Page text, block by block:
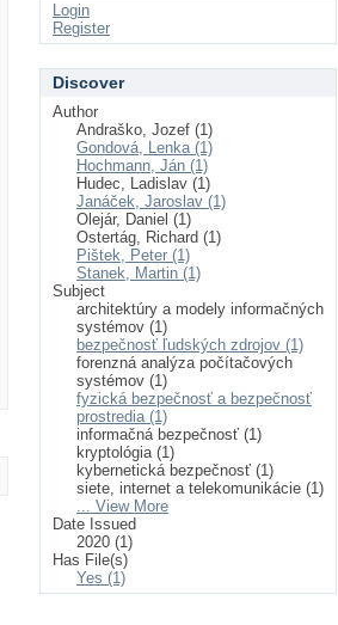
Login
Register
Discover
Author
Andraško, Jozef (1)
Gondová, Lenka (1)
Hochmann, Ján (1)
Hudec, Ladislav (1)
Janáček, Jaroslav (1)
Olejár, Daniel (1)
Ostertág, Richard (1)
Pištek, Peter (1)
Stanek, Martin (1)
Subject
architektúry a modely informačných
systémov (1)
bezpečnosť ľudských zdrojov (1)
forenzná analýza počítačových
systémov (1)
fyzická bezpečnosť a bezpečnosť
prostredia (1)
informačná bezpečnosť (1)
kryptológia (1)
kybernetická bezpečnosť (1)
siete, internet a telekomunikácie (1)
... View More
Date Issued
2020 (1)
Has File(s)
Yes (1)